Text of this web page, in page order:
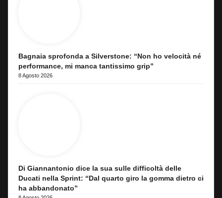
Bagnaia sprofonda a Silverstone: “Non ho velocità né
performance, mi manca tantissimo grip”
8 Agosto 2026
Di Giannantonio dice la sua sulle difficoltà delle
Ducati nella Sprint: “Dal quarto giro la gomma dietro ci
ha abbandonato”